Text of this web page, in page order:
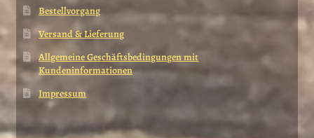
Bestellvorgang
Versand & Lieferung
Allgemeine Geschäftsbedingungen mit
Kundeninformationen
Impressum